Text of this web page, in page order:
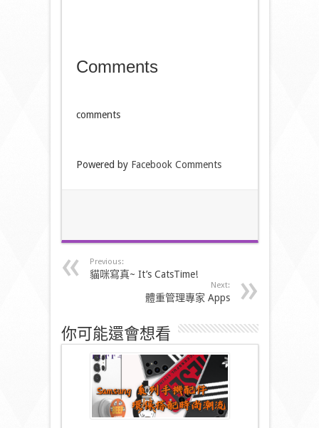
Comments
comments
Powered by Facebook Comments
Previous:
貓咪寫真~ It’s CatsTime!
Next:
體重管理專家 Apps
你可能還會想看